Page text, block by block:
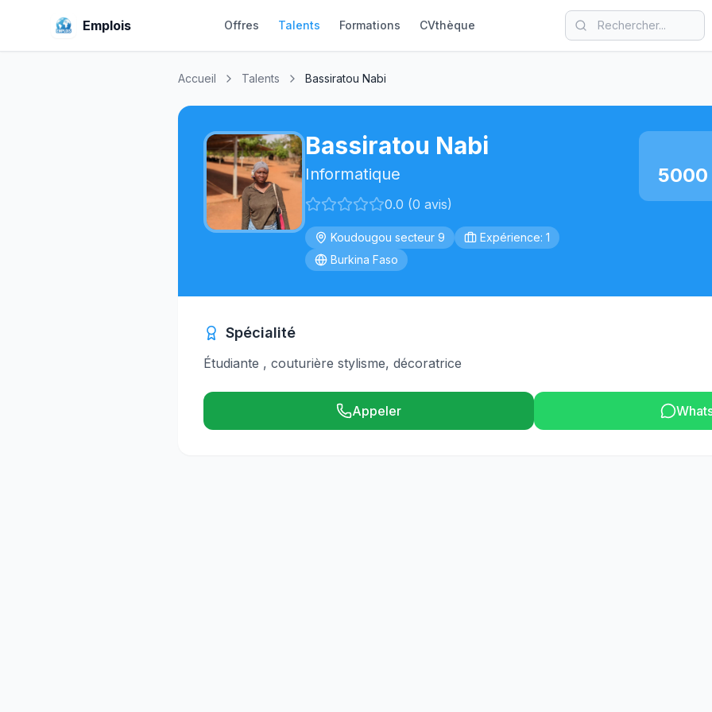
Emplois Offres Talents Formations CVthèque
Accueil Talents Bassiratou Nabi
Bassiratou Nabi
Informatique
0.0 (0 avis)
Koudougou secteur 9
Expérience: 1
Burkina Faso
5000
Spécialité
Étudiante , couturière stylisme, décoratrice
Appeler